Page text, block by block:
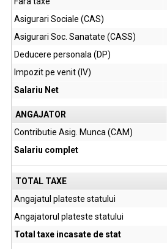
Asigurari Sociale (CAS)
Asigurari Soc. Sanatate (CASS)
Deducere personala (DP)
Impozit pe venit (IV)
Salariu Net
ANGAJATOR
Contributie Asig. Munca (CAM)
Salariu complet
TOTAL TAXE
Angajatul plateste statului
Angajatorul plateste statului
Total taxe incasate de stat